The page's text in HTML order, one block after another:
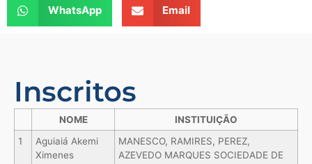
WhatsApp Email
Inscritos
NOME
INSTITUIÇÃO
1
Aguiaiá Akemi
Ximenes
MANESCO, RAMIRES, PEREZ,
AZEVEDO MARQUES SOCIEDADE DE